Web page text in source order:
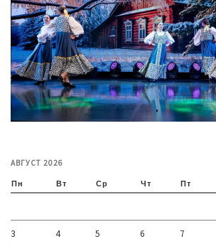
АВГУСТ 2026
Пн Вт Ср Чт Пт
3 4 5 6 7